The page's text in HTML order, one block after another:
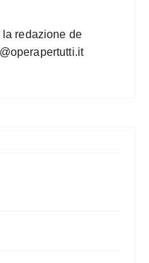
la redazione de